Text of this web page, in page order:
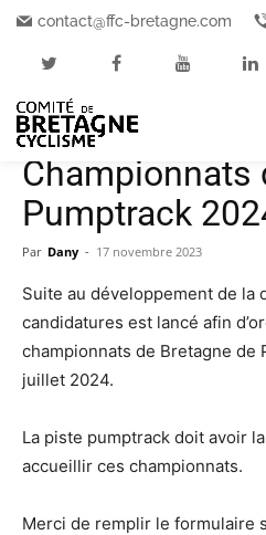
contact@ffc-bretagne.com
Accueil Mise en avant A la Une
L'officiel
Disciplines Pump track
Vignettes VTT
Appel à
Championnats
Pumptrack
Par Dany - 17 novembre 2023
Suite au développement de la
candidatures est lancé afin
championnats de Bretagne de
juillet 2024.
La piste pumptrack doit avoir
accueillir ces championnats.
Merci de remplir le formulaire